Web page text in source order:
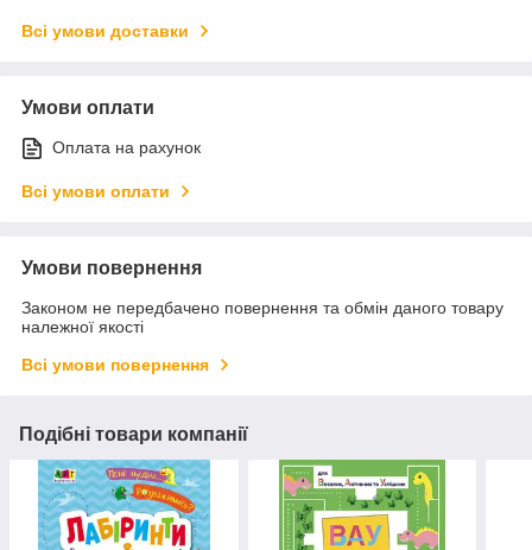
Всі умови доставки
Умови оплати
Оплата на рахунок
Всі умови оплати
Умови повернення
Законом не передбачено повернення та обмін даного товару
належної якості
Всі умови повернення
Подібні товари компанії